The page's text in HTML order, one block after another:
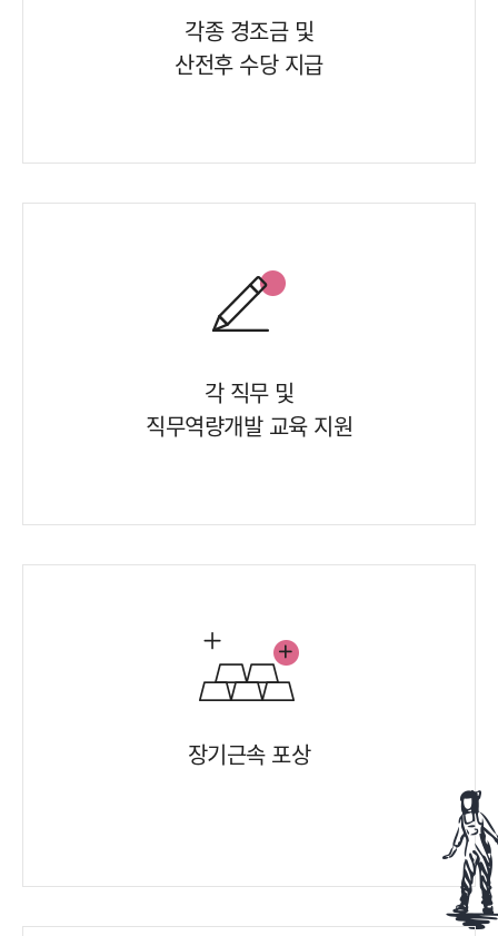
각종 경조금 및
산전후 수당 지급
각 직무 및
직무역량개발 교육 지원
장기근속 포상